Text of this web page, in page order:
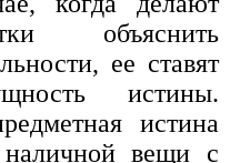
объяснить
ее ставят
истины.
истина
наличной вещи с